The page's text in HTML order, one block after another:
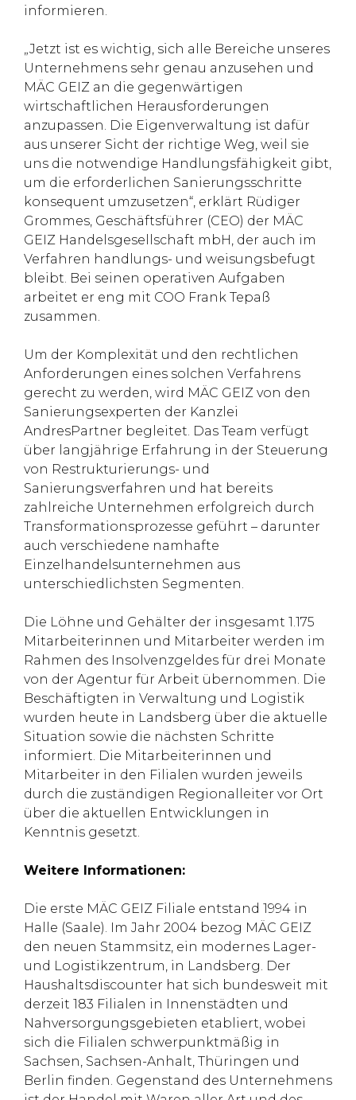
informieren.
„Jetzt ist es wichtig, sich alle Bereiche unseres
Unternehmens sehr genau anzusehen und
MÄC GEIZ an die gegenwärtigen
wirtschaftlichen Herausforderungen
anzupassen. Die Eigenverwaltung ist dafür
aus unserer Sicht der richtige Weg, weil sie
uns die notwendige Handlungsfähigkeit gibt,
um die erforderlichen Sanierungsschritte
konsequent umzusetzen“, erklärt Rüdiger
Grommes, Geschäftsführer (CEO) der MÄC
GEIZ Handelsgesellschaft mbH, der auch im
Verfahren handlungs- und weisungsbefugt
bleibt. Bei seinen operativen Aufgaben
arbeitet er eng mit COO Frank Tepaß
zusammen.
Um der Komplexität und den rechtlichen
Anforderungen eines solchen Verfahrens
gerecht zu werden, wird MÄC GEIZ von den
Sanierungsexperten der Kanzlei
AndresPartner begleitet. Das Team verfügt
über langjährige Erfahrung in der Steuerung
von Restrukturierungs- und
Sanierungsverfahren und hat bereits
zahlreiche Unternehmen erfolgreich durch
Transformationsprozesse geführt – darunter
auch verschiedene namhafte
Einzelhandelsunternehmen aus
unterschiedlichsten Segmenten.
Die Löhne und Gehälter der insgesamt 1.175
Mitarbeiterinnen und Mitarbeiter werden im
Rahmen des Insolvenzgeldes für drei Monate
von der Agentur für Arbeit übernommen. Die
Beschäftigten in Verwaltung und Logistik
wurden heute in Landsberg über die aktuelle
Situation sowie die nächsten Schritte
informiert. Die Mitarbeiterinnen und
Mitarbeiter in den Filialen wurden jeweils
durch die zuständigen Regionalleiter vor Ort
über die aktuellen Entwicklungen in
Kenntnis gesetzt.
Weitere Informationen:
Die erste MÄC GEIZ Filiale entstand 1994 in
Halle (Saale). Im Jahr 2004 bezog MÄC GEIZ
den neuen Stammsitz, ein modernes Lager-
und Logistikzentrum, in Landsberg. Der
Haushaltsdiscounter hat sich bundesweit mit
derzeit 183 Filialen in Innenstädten und
Nahversorgungsgebieten etabliert, wobei
sich die Filialen schwerpunktmäßig in
Sachsen, Sachsen-Anhalt, Thüringen und
Berlin finden. Gegenstand des Unternehmens